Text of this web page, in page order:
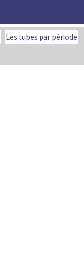
Les tubes par période